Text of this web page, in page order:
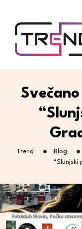
Trend Blog
“Slunjski